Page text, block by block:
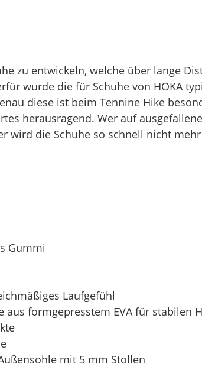
zu entwickeln, welche über lange
wurde die für Schuhe von HOKA
diese ist beim Tennine Hike
herausragend. Wer auf
wird die Schuhe so schnell nicht
Gummi
Laufgefühl
aus formgepresstem EVA für stabilen
mit 5 mm Stollen